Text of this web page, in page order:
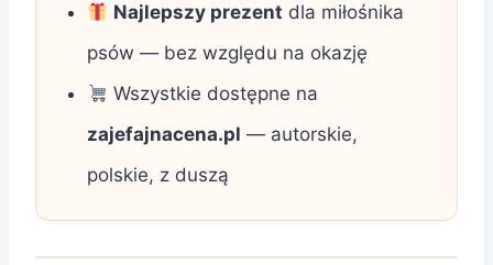
Najlepszy prezent dla miłośnika
psów — bez względu na okazję
Wszystkie dostępne na
zajefajnacena.pl — autorskie,
polskie, z duszą